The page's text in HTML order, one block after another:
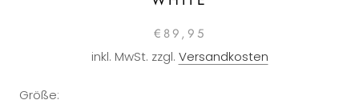
€89,95
inkl. MwSt. zzgl. Versandkosten
Größe: